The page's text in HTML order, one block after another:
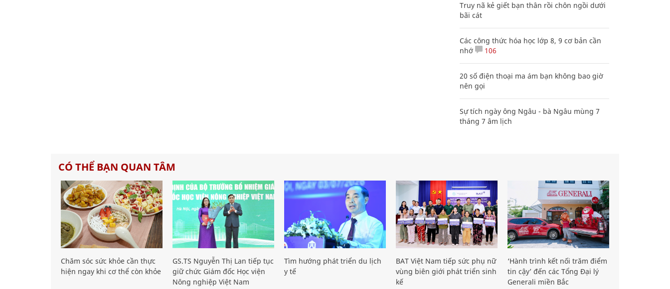
Truy nã kẻ giết bạn thân rồi chôn ngồi dưới
bãi cát
Các công thức hóa học lớp 8, 9 cơ bản cần
nhớ
106
20 số điện thoại ma ám bạn không bao giờ
nên gọi
Sự tích ngày ông Ngâu - bà Ngâu mùng 7
tháng 7 âm lịch
CÓ THỂ BẠN QUAN TÂM
Chăm sóc sức khỏe cần thực
hiện ngay khi cơ thể còn khỏe
GS.TS Nguyễn Thị Lan tiếp tục
giữ chức Giám đốc Học viện
Nông nghiệp Việt Nam
Tìm hướng phát triển du lịch
y tế
BAT Việt Nam tiếp sức phụ nữ
vùng biên giới phát triển sinh
kế
‘Hành trình kết nối trăm điểm
tin cậy’ đến các Tổng Đại lý
Generali miền Bắc